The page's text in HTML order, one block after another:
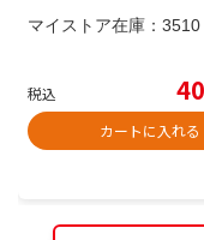
マイストア在庫： 3510
税込
カートに入れる